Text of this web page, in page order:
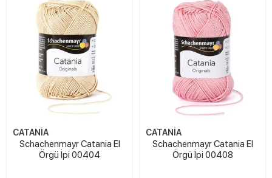
CATANİA
Schachenmayr Catania El
Örgü İpi 00404
CATANİA
Schachenmayr Catania El
Örgü İpi 00408